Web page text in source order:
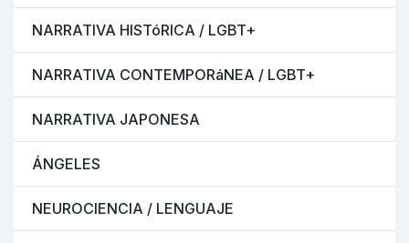
NARRATIVA HISTóRICA / LGBT+
NARRATIVA CONTEMPORáNEA / LGBT+
NARRATIVA JAPONESA
ÁNGELES
NEUROCIENCIA / LENGUAJE